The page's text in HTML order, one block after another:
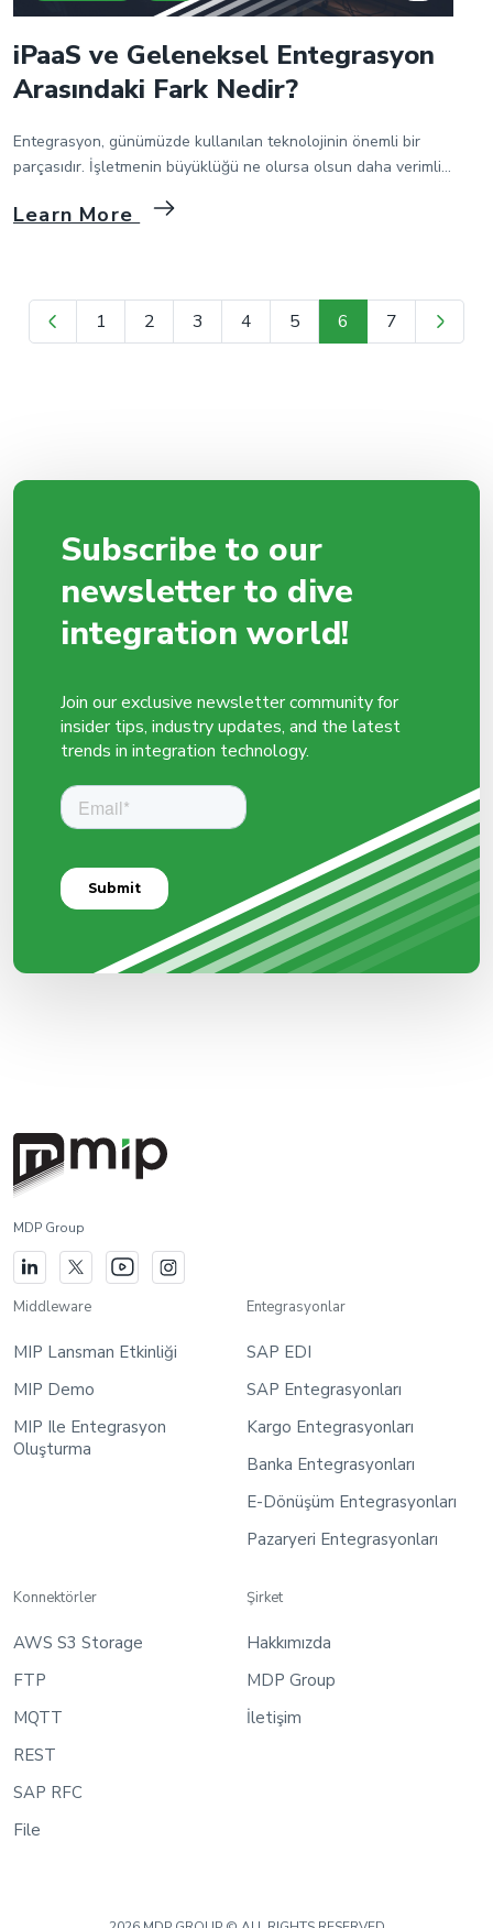
iPaaS ve Geleneksel Entegrasyon
Arasındaki Fark Nedir?
Entegrasyon, günümüzde kullanılan teknolojinin önemli bir
parçasıdır. İşletmenin büyüklüğü ne olursa olsun daha verimli
sistemleri birbirine bağlamak için kullanılır. iPaaS, işletmelerin
nedeni, iPaaS’ın bulut tabanlı olması […]
Learn More
1 2 3 4 5 6 7
Subscribe to our
newsletter to dive
integration world!
Join our exclusive newsletter community for
insider tips, industry updates, and the latest
trends in integration technology.
MDP Group
Middleware
MIP Lansman Etkinliği
MIP Demo
MIP Ile Entegrasyon
Oluşturma
Entegrasyonlar
SAP EDI
SAP Entegrasyonları
Kargo Entegrasyonları
Banka Entegrasyonları
E-Dönüşüm Entegrasyonları
Pazaryeri Entegrasyonları
Konnektörler
AWS S3 Storage
FTP
MQTT
REST
SAP RFC
File
Şirket
Hakkımızda
MDP Group
İletişim